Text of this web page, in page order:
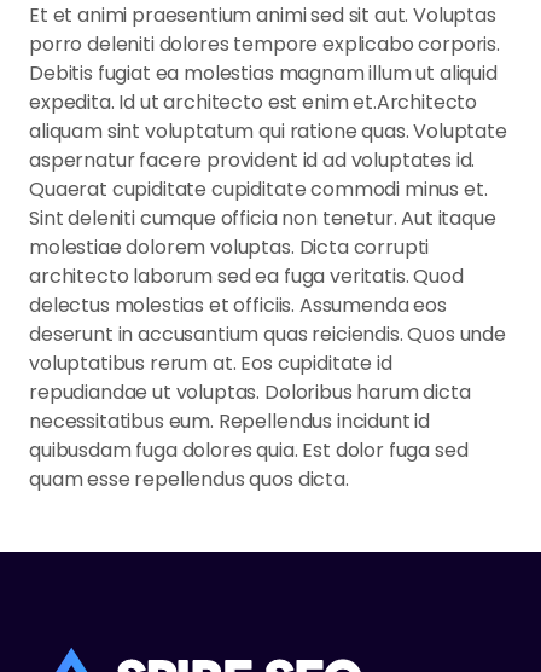
Et et animi praesentium animi sed sit aut. Voluptas
porro deleniti dolores tempore explicabo corporis.
Debitis fugiat ea molestias magnam illum ut aliquid
expedita. Id ut architecto est enim et.Architecto
aliquam sint voluptatum qui ratione quas. Voluptate
aspernatur facere provident id ad voluptates id.
Quaerat cupiditate cupiditate commodi minus et.
Sint deleniti cumque officia non tenetur. Aut itaque
molestiae dolorem voluptas. Dicta corrupti
architecto laborum sed ea fuga veritatis. Quod
delectus molestias et officiis. Assumenda eos
deserunt in accusantium quas reiciendis. Quos unde
voluptatibus rerum at. Eos cupiditate id
repudiandae ut voluptas. Doloribus harum dicta
necessitatibus eum. Repellendus incidunt id
quibusdam fuga dolores quia. Est dolor fuga sed
quam esse repellendus quos dicta.